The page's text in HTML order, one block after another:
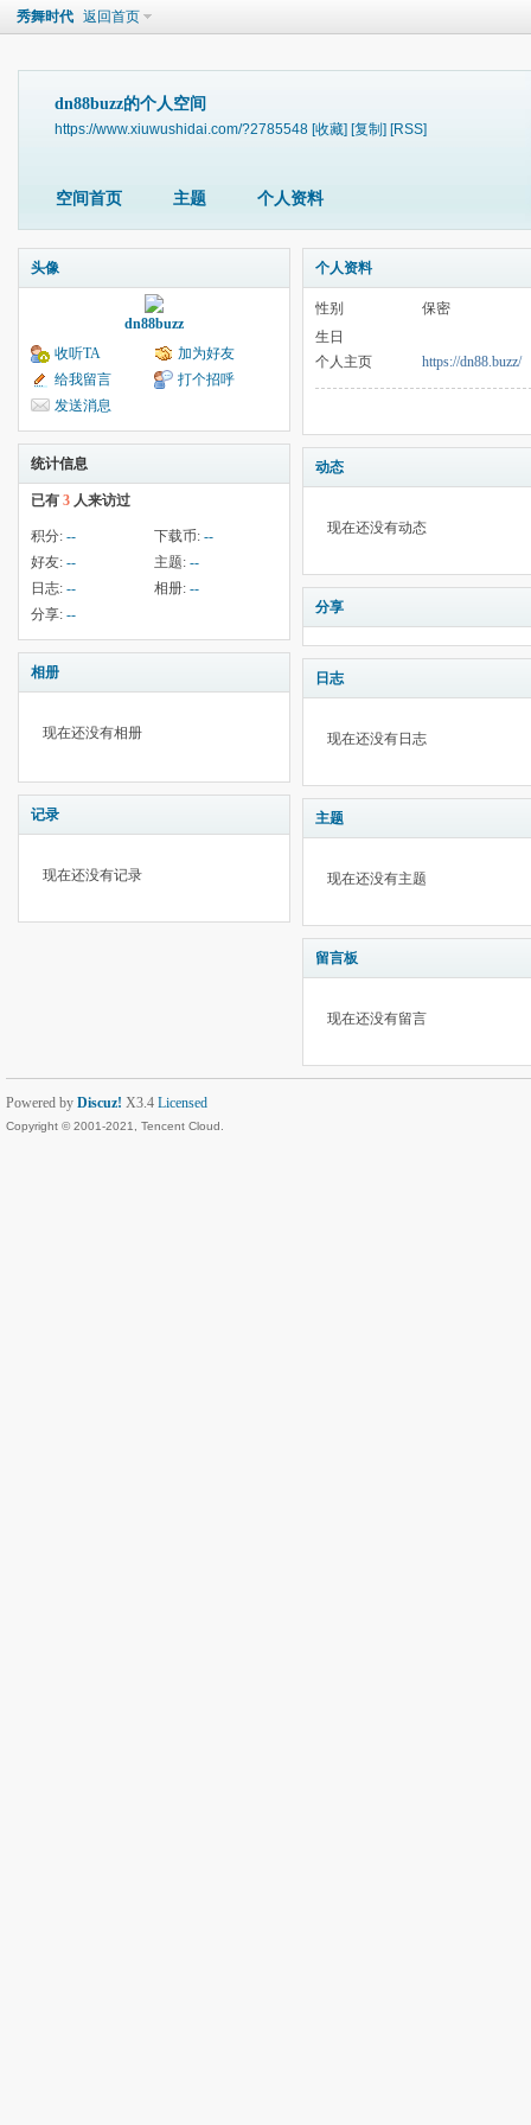
秀舞时代 返回首页
dn88buzz的个人空间
https://www.xiuwushidai.com/?2785548 [收藏] [复制] [RSS]
空间首页 主题 个人资料
头像
dn88buzz
收听TA
加为好友
给我留言
打个招呼
发送消息
统计信息
已有 3 人来访过
积分: -- 下载币: --
好友: -- 主题: --
日志: -- 相册: --
分享: --
相册
现在还没有相册
记录
现在还没有记录
个人资料
性别
保密
生日
个人主页
https://dn88.buzz/
动态
现在还没有动态
分享
日志
现在还没有日志
主题
现在还没有主题
留言板
现在还没有留言
Powered by Discuz! X3.4 Licensed
Copyright © 2001-2021, Tencent Cloud.